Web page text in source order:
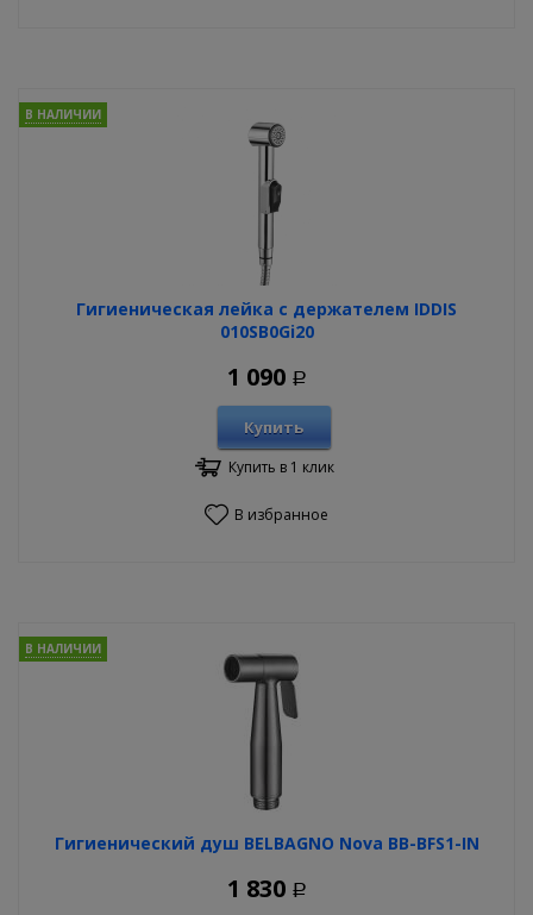
Гигиеническая лейка с держателем IDDIS
010SB0Gi20
В НАЛИЧИИ
1 090 Р
Купить
Купить в 1 клик
В избранное
Гигиенический душ BELBAGNO Nova BB-BFS1-IN
В НАЛИЧИИ
1 830 Р